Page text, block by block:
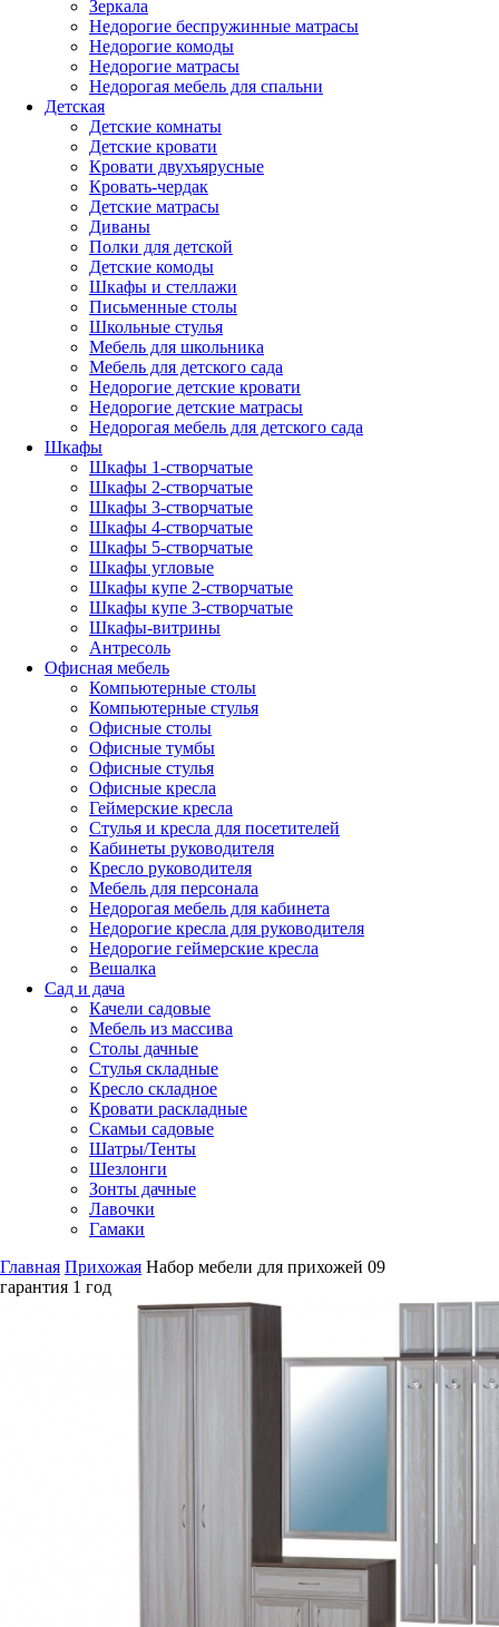
Зеркала
Недорогие беспружинные матрасы
Недорогие комоды
Недорогие матрасы
Недорогая мебель для спальни
Детская
Детские комнаты
Детские кровати
Кровати двухъярусные
Кровать-чердак
Детские матрасы
Диваны
Полки для детской
Детские комоды
Шкафы и стеллажи
Письменные столы
Школьные стулья
Мебель для школьника
Мебель для детского сада
Недорогие детские кровати
Недорогие детские матрасы
Недорогая мебель для детского сада
Шкафы
Шкафы 1-створчатые
Шкафы 2-створчатые
Шкафы 3-створчатые
Шкафы 4-створчатые
Шкафы 5-створчатые
Шкафы угловые
Шкафы купе 2-створчатые
Шкафы купе 3-створчатые
Шкафы-витрины
Антресоль
Офисная мебель
Компьютерные столы
Компьютерные стулья
Офисные столы
Офисные тумбы
Офисные стулья
Офисные кресла
Геймерские кресла
Стулья и кресла для посетителей
Кабинеты руководителя
Кресло руководителя
Мебель для персонала
Недорогая мебель для кабинета
Недорогие кресла для руководителя
Недорогие геймерские кресла
Вешалка
Сад и дача
Качели садовые
Мебель из массива
Столы дачные
Стулья складные
Кресло складное
Кровати раскладные
Скамьи садовые
Шатры/Тенты
Шезлонги
Зонты дачные
Лавочки
Гамаки
Главная Прихожая Набор мебели для прихожей 09
гарантия 1 год